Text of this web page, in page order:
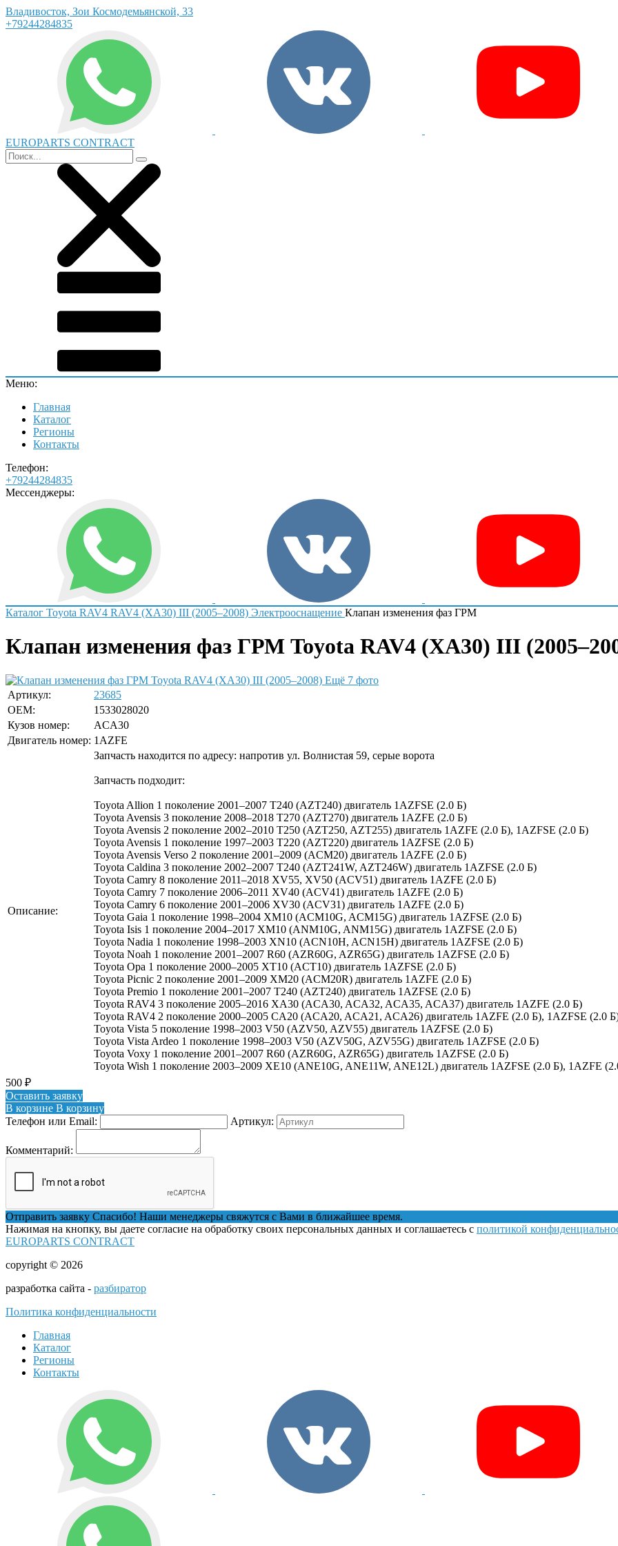
Владивосток, Зои Космодемьянской, 33
+79244284835
EUROPARTS CONTRACT
Меню:
Главная
Каталог
Регионы
Контакты
Телефон:
+79244284835
Мессенджеры:
Каталог Toyota RAV4 RAV4 (XA30) III (2005–2008) Электрооснащение Клапан изменения фаз ГРМ
Клапан изменения фаз ГРМ Toyota RAV4 (XA30) III
Ещё 7 фото
Артикул:
23685
OEM:
1533028020
Кузов номер:
ACA30
Двигатель номер: 1AZFE
Описание:
Запчасть находится по адресу: напротив ул. Волнистая 59, серые ворота
Запчасть подходит:
Toyota Allion 1 поколение 2001–2007 T240 (AZT240) двигатель 1AZFSE (2.0 Б)
Toyota Avensis 3 поколение 2008–2018 T270 (AZT270) двигатель 1AZFE (2.0 Б)
Toyota Avensis 2 поколение 2002–2010 T250 (AZT250, AZT255) двигатель 1AZFE (2.0 Б), 1AZFSE (2.0 Б)
Toyota Avensis 1 поколение 1997–2003 T220 (AZT220) двигатель 1AZFSE (2.0 Б)
Toyota Avensis Verso 2 поколение 2001–2009 (ACM20) двигатель 1AZFE (2.0 Б)
Toyota Caldina 3 поколение 2002–2007 T240 (AZT241W, AZT246W) двигатель 1AZFSE (2.0 Б)
Toyota Camry 8 поколение 2011–2018 XV55, XV50 (ACV51) двигатель 1AZFE (2.0 Б)
Toyota Camry 7 поколение 2006–2011 XV40 (ACV41) двигатель 1AZFE (2.0 Б)
Toyota Camry 6 поколение 2001–2006 XV30 (ACV31) двигатель 1AZFE (2.0 Б)
Toyota Gaia 1 поколение 1998–2004 XM10 (ACM10G, ACM15G) двигатель 1AZFSE (2.0 Б)
Toyota Isis 1 поколение 2004–2017 XM10 (ANM10G, ANM15G) двигатель 1AZFSE (2.0 Б)
Toyota Nadia 1 поколение 1998–2003 XN10 (ACN10H, ACN15H) двигатель 1AZFSE (2.0 Б)
Toyota Noah 1 поколение 2001–2007 R60 (AZR60G, AZR65G) двигатель 1AZFSE (2.0 Б)
Toyota Opa 1 поколение 2000–2005 XT10 (ACT10) двигатель 1AZFSE (2.0 Б)
Toyota Picnic 2 поколение 2001–2009 XM20 (ACM20R) двигатель 1AZFE (2.0 Б)
Toyota Premio 1 поколение 2001–2007 T240 (AZT240) двигатель 1AZFSE (2.0 Б)
Toyota RAV4 3 поколение 2005–2016 XA30 (ACA30, ACA32, ACA35, ACA37) двигатель 1AZFE (2.0 Б)
Toyota RAV4 2 поколение 2000–2005 CA20 (ACA20, ACA21, ACA26) двигатель 1AZFE (2.0 Б), 1AZFSE (2.0
Toyota Vista 5 поколение 1998–2003 V50 (AZV50, AZV55) двигатель 1AZFSE (2.0 Б)
Toyota Vista Ardeo 1 поколение 1998–2003 V50 (AZV50G, AZV55G) двигатель 1AZFSE (2.0 Б)
Toyota Voxy 1 поколение 2001–2007 R60 (AZR60G, AZR65G) двигатель 1AZFSE (2.0 Б)
Toyota Wish 1 поколение 2003–2009 XE10 (ANE10G, ANE11W, ANE12L) двигатель 1AZFSE (2.0 Б), 1AZFE
500 ₽
Оставить заявку
В корзине В корзину
Телефон или Email:
Артикул:
Комментарий:
Отправить заявку Спасибо! Наши менеджеры свяжутся с Вами в ближайшее время.
Нажимая на кнопку, вы даете согласие на обработку своих персональных данных и соглашаетесь с политикой
EUROPARTS CONTRACT
copyright © 2026
разработка сайта - разбиратор
Политика конфиденциальности
Главная
Каталог
Регионы
Контакты